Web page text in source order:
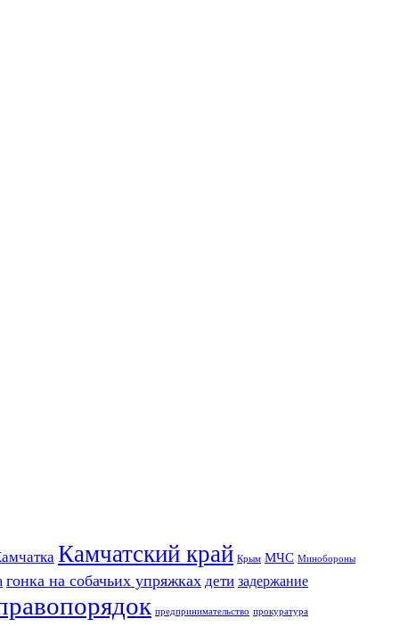
Камчатский край Крым МЧС Минобороны
гонка на собачьих упряжках дети задержание
предпринимательство прокуратура